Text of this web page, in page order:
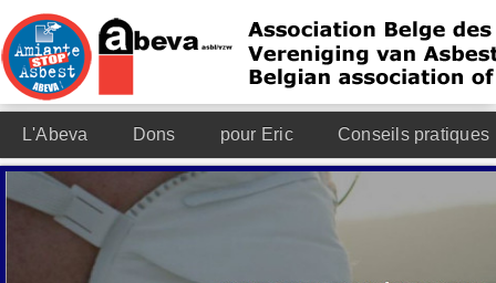
L'Abeva Dons pour Eric Conseils pratiques